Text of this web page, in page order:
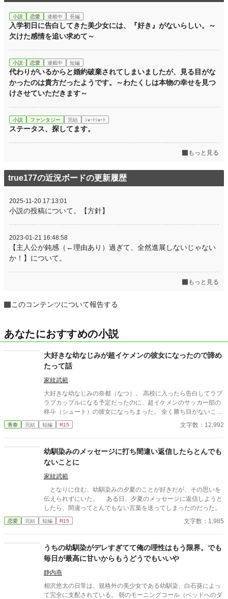
小説 恋愛 連載中 長編
入学初日に告白してきた美少女には、『好き』がないらしい。～
欠けた感情を追い求めて～
小説 恋愛 連載中 短編
代わりがいるからと婚約破棄されてしまいましたが、見る目がな
かったのは貴方だったようです。～わたくしは本物の幸せを見つ
けさせていただきます～
小説 ファンタジー 完結 ｼｮｰﾄｼｮｰﾄ
ステータス、探してます。
もっと見る
true177の近況ボードの更新履歴
2025-11-20 17:13:01
小説の投稿について。【方針】
2023-01-21 16:48:58
【主人公が鈍感（←理由あり）過ぎて、全然進展しないじゃない
か！】について。
もっと見る
このコンテンツについて報告する
あなたにおすすめの小説
大好きな幼なじみが超イケメンの彼女になったので諦め
たって話
家紋武範
大好きな幼なじみの奈都（なつ）。 高校に入ったら告白してラブ
ラブカップルになる予定だったのに、超イケメンのサッカー部の
柊斗（シュート）の彼女になっちまった。 全く勝ち目がないこの
恋。 潔く諦めることにした。
青春 完結 短編 R15 文字数：12,992
幼馴染みのメッセージに打ち間違い返信したらとんでも
ないことに
家紋武範
となりに住む、幼馴染みの夕夏のことが好きだが、その思いを
伝えられずにいた。 ある日、夕夏のメッセージに返信しようと
したら、間違ってとんでもない言葉を送ってしまったのだった。
恋愛 完結 短編 R15 文字数：1,985
うちの幼馴染がデレすぎてて俺の理性はもう限界。でも
毎日が最高に甘いからもうどうでもいいや
静内燕
相沢悠太の日常は、規格外の美少女である幼馴染、白石葵によっ
て完全に支配されている。 朝のモーニングコール（ベッドへのダ